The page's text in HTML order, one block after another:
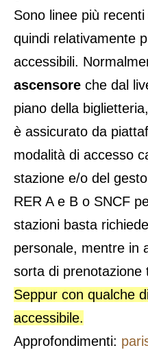
Sono linee più
quindi relativamente
accessibili.
ascensore che dal
piano della
è assicurato da
modalità di accesso
stazione e/o del
RER A e B o SNCF
stazioni basta
personale, mentre in
sorta di prenotazione
Seppur con qualche
accessibile.
Approfondimenti: